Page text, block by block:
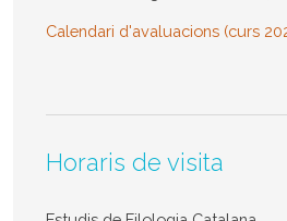
Calendari d'avaluacions (curs
Horaris de visita